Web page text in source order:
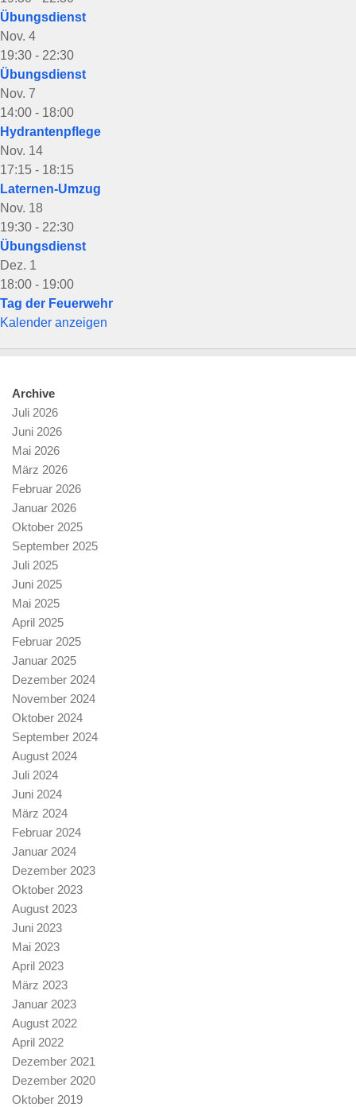
Übungsdienst
Nov. 4
19:30 - 22:30
Übungsdienst
Nov. 7
14:00 - 18:00
Hydrantenpflege
Nov. 14
17:15 - 18:15
Laternen-Umzug
Nov. 18
19:30 - 22:30
Übungsdienst
Dez. 1
18:00 - 19:00
Tag der Feuerwehr
Kalender anzeigen
Archive
Juli 2026
Juni 2026
Mai 2026
März 2026
Februar 2026
Januar 2026
Oktober 2025
September 2025
Juli 2025
Juni 2025
Mai 2025
April 2025
Februar 2025
Januar 2025
Dezember 2024
November 2024
Oktober 2024
September 2024
August 2024
Juli 2024
Juni 2024
März 2024
Februar 2024
Januar 2024
Dezember 2023
Oktober 2023
August 2023
Juni 2023
Mai 2023
April 2023
März 2023
Januar 2023
August 2022
April 2022
Dezember 2021
Dezember 2020
Oktober 2019